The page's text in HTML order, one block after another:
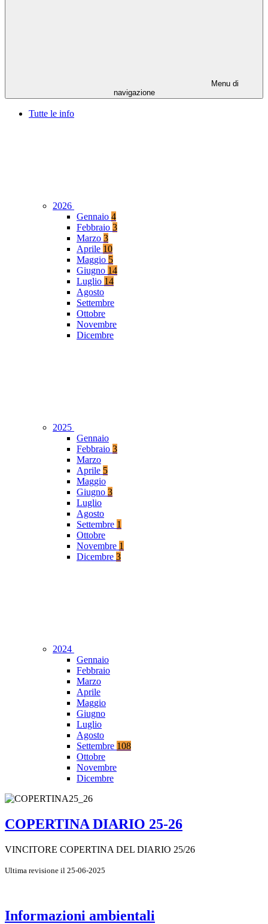
Menu di
navigazione
Tutte le info
2026
Gennaio 4
Febbraio 3
Marzo 3
Aprile 10
Maggio 5
Giugno 14
Luglio 14
Agosto
Settembre
Ottobre
Novembre
Dicembre
2025
Gennaio
Febbraio 3
Marzo
Aprile 5
Maggio
Giugno 3
Luglio
Agosto
Settembre 1
Ottobre
Novembre 1
Dicembre 3
2024
Gennaio
Febbraio
Marzo
Aprile
Maggio
Giugno
Luglio
Agosto
Settembre 108
Ottobre
Novembre
Dicembre
COPERTINA DIARIO 25-26
VINCITORE COPERTINA DEL DIARIO 25/26
Ultima revisione il 25-06-2025
Informazioni ambientali